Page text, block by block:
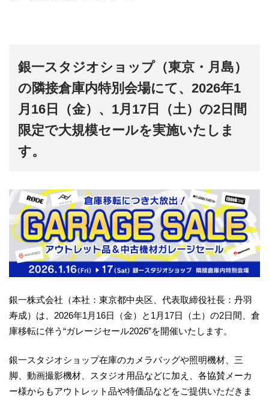
銀一スタジオショップ（東京・月島）
の隣接倉庫内特別会場にて、2026年1
月16日（金）、1月17日（土）の2日間
限定で大規模セールを実施いたしま
す。
銀一株式会社（本社：東京都中央区、代表取締役社長：丹羽
寿成）は、2026年1月16日（金）と1月17日（土）の2日間、倉
庫移転に伴う“ガレージセール2026”を開催いたします。
銀一スタジオショップ在庫のカメラバッグや照明機材、三
脚、動画撮影機材、スタジオ用品などに加え、各協賛メーカ
ー様からもアウトレット品や特価品などをご提供いただきま